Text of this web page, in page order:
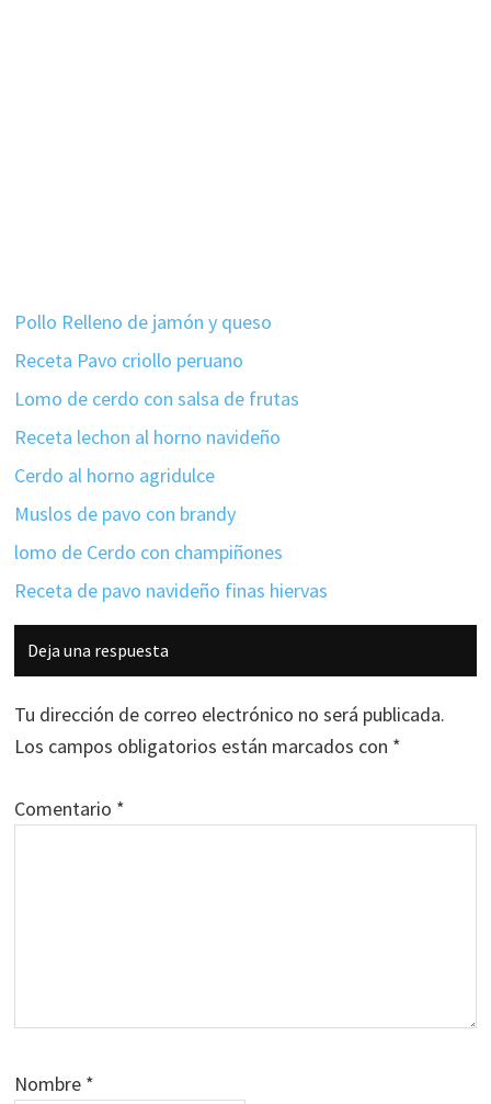
Pollo Relleno de jamón y queso
Receta Pavo criollo peruano
Lomo de cerdo con salsa de frutas
Receta lechon al horno navideño
Cerdo al horno agridulce
Muslos de pavo con brandy
lomo de Cerdo con champiñones
Receta de pavo navideño finas hiervas
Interacciones
con
los
lectores
Deja una respuesta
Tu dirección de correo electrónico no será publicada.
Los campos obligatorios están marcados con *
Comentario *
Nombre *